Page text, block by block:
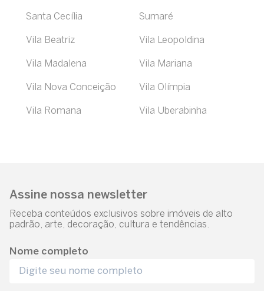
Santa Cecília Sumaré
Vila Beatriz Vila Leopoldina
Vila Madalena Vila Mariana
Vila Nova Conceição Vila Olímpia
Vila Romana Vila Uberabinha
Assine nossa newsletter
Receba conteúdos exclusivos sobre imóveis de alto
padrão, arte, decoração, cultura e tendências.
Nome completo